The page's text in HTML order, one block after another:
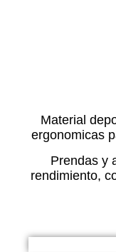
Material
ergonomicas
Prendas y
rendimiento,